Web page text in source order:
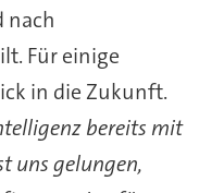
nach
Für einige
in die Zukunft.
bereits mit
uns gelungen,